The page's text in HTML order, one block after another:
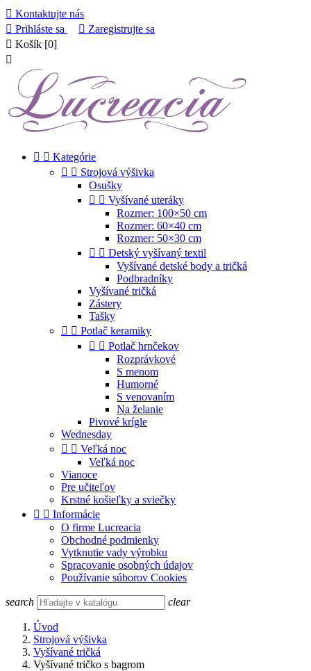
 Kontaktujte nás
 Prihláste sa  Zaregistrujte sa
 Košík [0]

  Kategórie
  Strojová výšivka
Osušky
  Vyšívané uteráky
Rozmer: 100×50 cm
Rozmer: 60×40 cm
Rozmer: 50×30 cm
  Detský vyšívaný textil
Vyšívané detské body a tričká
Podbradníky
Vyšívané tričká
Zástery
Tašky
  Potlač keramiky
  Potlač hrnčekov
Rozprávkové
S menom
Humorné
S venovaním
Na želanie
Pivové krígle
Wednesday
  Veľká noc
Veľká noc
Vianoce
Pre učiteľov
Krstné košieľky a sviečky
  Informácie
O firme Lucreacia
Obchodné podmienky
Vytknutie vady výrobku
Spracovanie osobných údajov
Používanie súborov Cookies
search clear
Úvod
Strojová výšivka
Vyšívané tričká
Vyšívané tričko s bagrom